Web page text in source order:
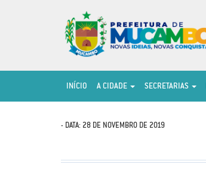
INÍCIO A CIDADE SECRETARIAS
- DATA: 28 DE NOVEMBRO DE 2019